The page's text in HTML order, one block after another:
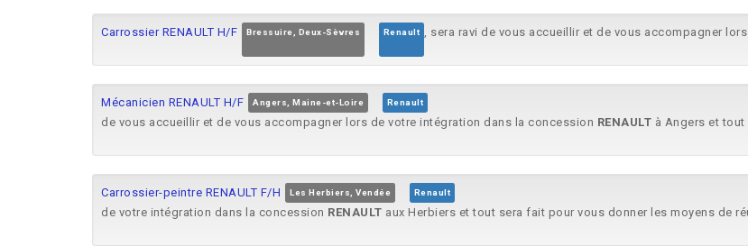
Carrossier RENAULT H/F Bressuire, Deux-Sèvres Renault , sera ravi de vous accueillir et de vous accompagner
Mécanicien RENAULT H/F Angers, Maine-et-Loire Renault
de vous accueillir et de vous accompagner lors de votre intégration dans la concession RENAULT à Angers et
Carrossier-peintre RENAULT F/H Les Herbiers, Vendée Renault
de votre intégration dans la concession RENAULT aux Herbiers et tout sera fait pour vous donner les moyens de